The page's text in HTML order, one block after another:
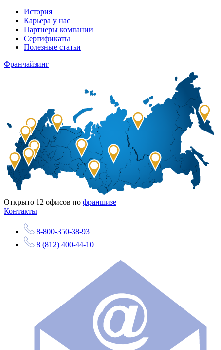
История
Карьера у нас
Партнеры компании
Сертификаты
Полезные статьи
Франчайзинг
Открыто 12 офисов по франшизе
Контакты
8-800-350-38-93
8 (812) 400-44-10